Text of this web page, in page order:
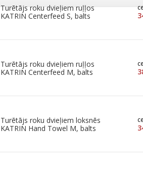
Turētājs roku dvieļiem ruļļos
KATRIN Centerfeed S, balts
Turētājs roku dvieļiem ruļļos
KATRIN Centerfeed M, balts
Turētājs roku dvieļiem loksnēs
KATRIN Hand Towel M, balts